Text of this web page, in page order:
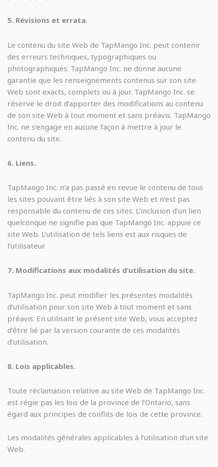
5. Révisions et errata.
Le contenu du site Web de TapMango Inc. peut contenir
des erreurs techniques, typographiques ou
photographiques. TapMango Inc. ne donne aucune
garantie que les renseignements contenus sur son site
Web sont exacts, complets ou à jour. TapMango Inc. se
réserve le droit d’apporter des modifications au contenu
de son site Web à tout moment et sans préavis. TapMango
Inc. ne s’engage en aucune façon à mettre à jour le
contenu du site.
6. Liens.
TapMango Inc. n’a pas passé en revue le contenu de tous
les sites pouvant être liés à son site Web et n’est pas
responsable du contenu de ces sites. L’inclusion d’un lien
quelconque ne signifie pas que TapMango Inc. appuie ce
site Web. L’utilisation de tels liens est aux risques de
l’utilisateur.
7. Modifications aux modalités d’utilisation du site.
TapMango Inc. peut modifier les présentes modalités
d’utilisation pour son site Web à tout moment et sans
préavis. En utilisant le présent site Web, vous acceptez
d’être lié par la version courante de ces modalités
d’utilisation.
8. Lois applicables.
Toute réclamation relative au site Web de TapMango Inc.
est régie pas les lois de la province de l’Ontario, sans
égard aux principes de conflits de lois de cette province.
Les modalités générales applicables à l’utilisation d’un site
Web.